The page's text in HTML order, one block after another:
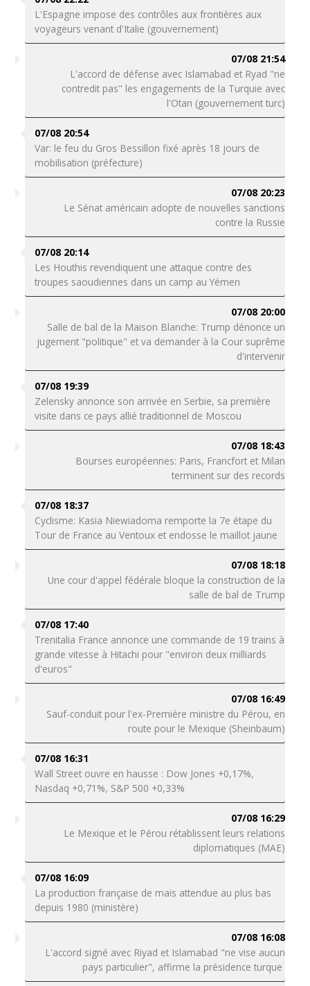
L'Espagne impose des contrôles aux frontières aux
voyageurs venant d'Italie (gouvernement)
07/08 21:54
L'accord de défense avec Islamabad et Ryad "ne
contredit pas" les engagements de la Turquie avec
l'Otan (gouvernement turc)
07/08 20:54
Var: le feu du Gros Bessillon fixé après 18 jours de
mobilisation (préfecture)
07/08 20:23
Le Sénat américain adopte de nouvelles sanctions
contre la Russie
07/08 20:14
Les Houthis revendiquent une attaque contre des
troupes saoudiennes dans un camp au Yémen
07/08 20:00
Salle de bal de la Maison Blanche: Trump dénonce un
jugement "politique" et va demander à la Cour suprême
d'intervenir
07/08 19:39
Zelensky annonce son arrivée en Serbie, sa première
visite dans ce pays allié traditionnel de Moscou
07/08 18:43
Bourses européennes: Paris, Francfort et Milan
terminent sur des records
07/08 18:37
Cyclisme: Kasia Niewiadoma remporte la 7e étape du
Tour de France au Ventoux et endosse le maillot jaune
07/08 18:18
Une cour d'appel fédérale bloque la construction de la
salle de bal de Trump
07/08 17:40
Trenitalia France annonce une commande de 19 trains à
grande vitesse à Hitachi pour "environ deux milliards
d'euros"
07/08 16:49
Sauf-conduit pour l'ex-Première ministre du Pérou, en
route pour le Mexique (Sheinbaum)
07/08 16:31
Wall Street ouvre en hausse : Dow Jones +0,17%,
Nasdaq +0,71%, S&P 500 +0,33%
07/08 16:29
Le Mexique et le Pérou rétablissent leurs relations
diplomatiques (MAE)
07/08 16:09
La production française de maïs attendue au plus bas
depuis 1980 (ministère)
07/08 16:08
L'accord signé avec Riyad et Islamabad "ne vise aucun
pays particulier", affirme la présidence turque